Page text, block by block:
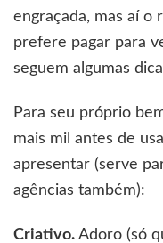
engraçada, mas aí o
prefere pagar para
seguem algumas
Para seu próprio
mais mil antes de
apresentar (serve
agências também):
Criativo. Adoro (só